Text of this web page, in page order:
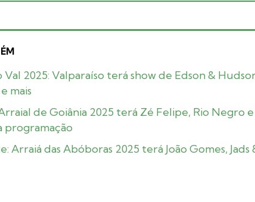
2025: Valparaíso terá show de Edson &
mais
de Goiânia 2025 terá Zé Felipe, Rio Negro e
programação
Arraiá das Abóboras 2025 terá João Gomes, Jads